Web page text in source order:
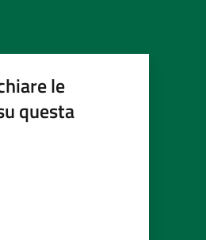
le
questa